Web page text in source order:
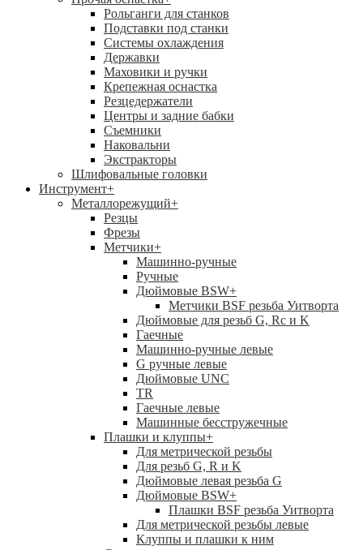
Рольганги для станков
Подставки под станки
Системы охлаждения
Державки
Маховики и ручки
Крепежная оснастка
Резцедержатели
Центры и задние бабки
Съемники
Наковальни
Экстракторы
Шлифовальные головки
Инструмент+
Металлорежущий+
Резцы
Фрезы
Метчики+
Машинно-ручные
Ручные
Дюймовые BSW+
Метчики BSF резьба Уитворта
Дюймовые для резьб G, Rc и K
Гаечные
Машинно-ручные левые
G ручные левые
Дюймовые UNC
TR
Гаечные левые
Машинные бесстружечные
Плашки и клуппы+
Для метрической резьбы
Для резьб G, R и K
Дюймовые левая резьба G
Дюймовые BSW+
Плашки BSF резьба Уитворта
Для метрической резьбы левые
Клуппы и плашки к ним